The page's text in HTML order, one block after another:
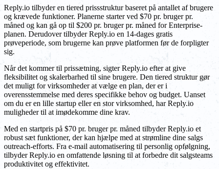
Reply.io tilbyder en tiered prissstruktur baseret på antallet af brugere
og krævede funktioner. Planerne starter ved $70 pr. bruger pr.
måned og kan gå op til $200 pr. bruger pr. måned for Enterprise-
planen. Derudover tilbyder Reply.io en 14-dages gratis
prøveperiode, som brugerne kan prøve platformen før de forpligter
sig.
Når det kommer til prissætning, sigter Reply.io efter at give
fleksibilitet og skalerbarhed til sine brugere. Den tiered struktur gør
det muligt for virksomheder at vælge en plan, der er i
overensstemmelse med deres specifikke behov og budget. Uanset
om du er en lille startup eller en stor virksomhed, har Reply.io
muligheder til at imødekomme dine krav.
Med en startpris på $70 pr. bruger pr. måned tilbyder Reply.io et
robust sæt funktioner, der kan hjælpe med at strømline dine salgs
outreach-efforts. Fra e-mail automatisering til personlig opfølgning,
tilbyder Reply.io en omfattende løsning til at forbedre dit salgsteams
produktivitet og effektivitet.